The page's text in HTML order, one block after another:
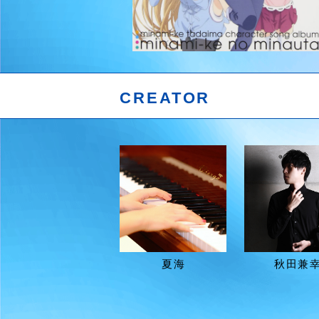
CREATOR
夏海 秋田兼